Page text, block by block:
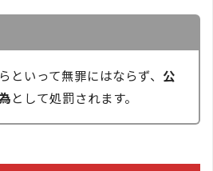
といって無罪にはならず、 公
として処罰されます。